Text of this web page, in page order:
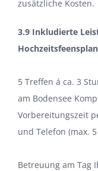
zusätzliche Kosten.
3.9 Inkludierte
5 Treffen á ca. 3
am Bodensee
Vorbereitungszeit
und Telefon (max.
Betreuung am Tag